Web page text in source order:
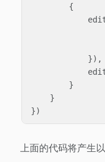
{
}),
}
}
})
上面的代码将产生